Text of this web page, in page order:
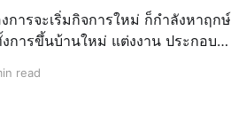
การจะเริ่มกิจการใหม่ ก็กำลังหาฤกษ์
การขึ้นบ้านใหม่ แต่งงาน ประกอบ
read